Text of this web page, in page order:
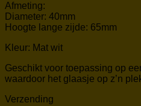
Afmeting:
Diameter: 40mm
Hoogte lange zijde: 65mm
Kleur: Mat wit
Geschikt voor toepassing op
waardoor het glaasje op z’n
Verzending